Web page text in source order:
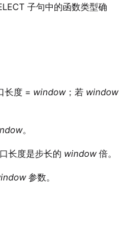
子句中的函数类型确
长度 = window ；若 window
。
长度是步长的 window 倍。
参数。